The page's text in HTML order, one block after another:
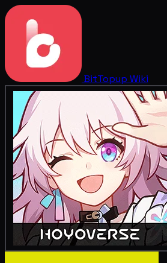
BitTopup Wiki